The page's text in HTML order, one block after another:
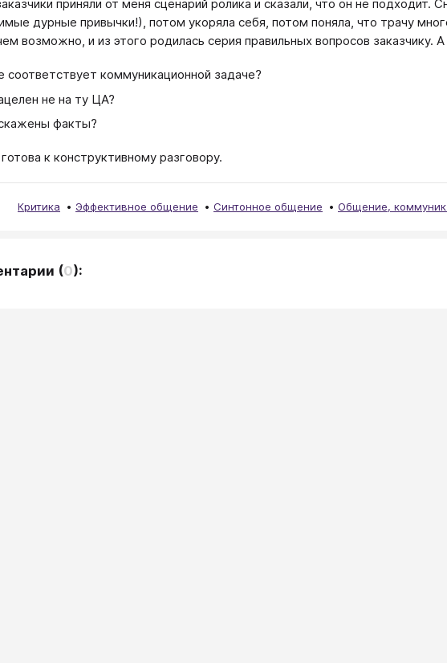
приняли от меня сценарий ролика и сказали, что он не подходит.
дурные привычки!), потом укоряла себя, потом поняла, что трачу
возможно, и из этого родилась серия правильных вопросов заказчику.
соответствует коммуникационной задаче?
не на ту ЦА?
факты?
к конструктивному разговору.
Критика Эффективное общение Синтонное общение Общение,
(0):